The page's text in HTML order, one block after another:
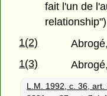
fait l'un de
relationship")
1(2)
1(3)
L.M. 1992, c. 36, art.